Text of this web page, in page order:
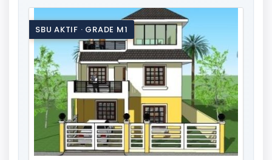
SBU AKTIF · GRADE M1